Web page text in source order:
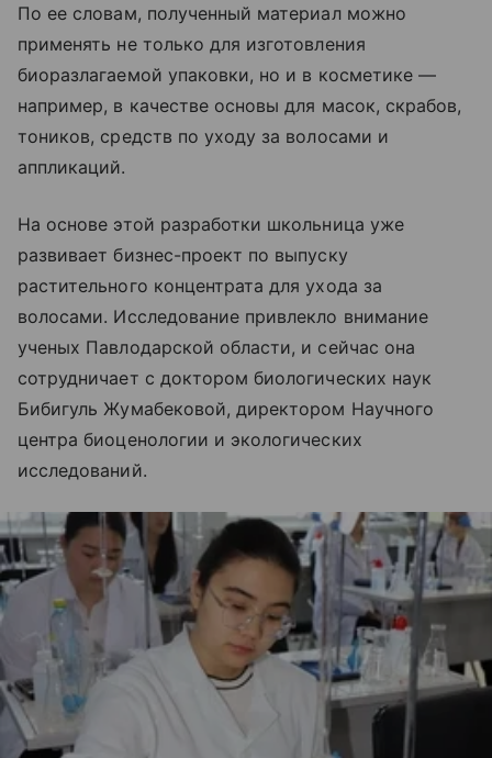
По ее словам, полученный материал можно
применять не только для изготовления
биоразлагаемой упаковки, но и в косметике —
например, в качестве основы для масок, скрабов,
тоников, средств по уходу за волосами и
аппликаций.
На основе этой разработки школьница уже
развивает бизнес-проект по выпуску
растительного концентрата для ухода за
волосами. Исследование привлекло внимание
ученых Павлодарской области, и сейчас она
сотрудничает с доктором биологических наук
Бибигуль Жумабековой, директором Научного
центра биоценологии и экологических
исследований.